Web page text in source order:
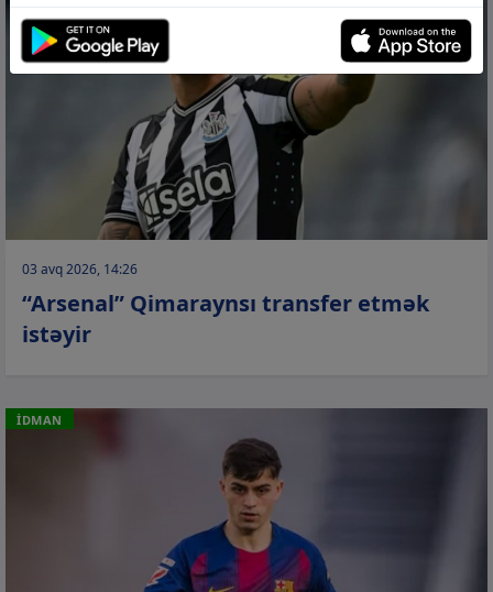
03 avq 2026, 14:26
“Arsenal” Qimaraynsı transfer etmək
istəyir
İDMAN